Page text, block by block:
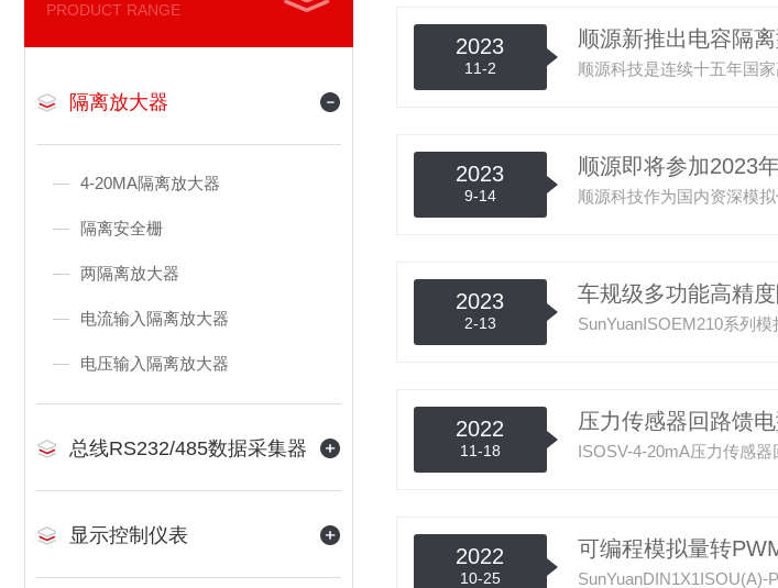
PRODUCT RANGE
隔离放大器
4-20MA隔离放大器
隔离安全栅
两隔离放大器
电流输入隔离放大器
电压输入隔离放大器
总线RS232/485数据采集器
显示控制仪表
2023
11-2
顺源新推出电容隔
2023
9-14
顺源即将参加2023
2023
2-13
车规级多功能高精
2022
11-18
压力传感器回路馈
2022
10-25
可编程模拟量转